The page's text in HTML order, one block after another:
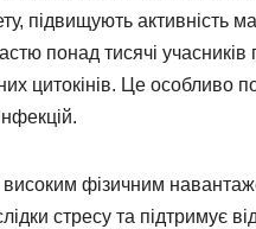
підвищують активність
понад тисячі
цитокінів. Це особливо
фізичним
стресу та підтримує